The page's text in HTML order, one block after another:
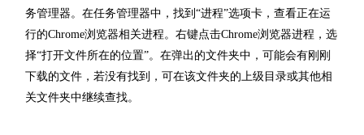
务管理器。在任务管理器中，找到“进程”选项卡，查看正在运
行的Chrome浏览器相关进程。右键点击Chrome浏览器进程，选
择“打开文件所在的位置”。在弹出的文件夹中，可能会有刚刚
下载的文件，若没有找到，可在该文件夹的上级目录或其他相
关文件夹中继续查找。